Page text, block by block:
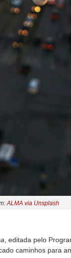
ALMA via Unsplash
, editada pelo
caminhos para